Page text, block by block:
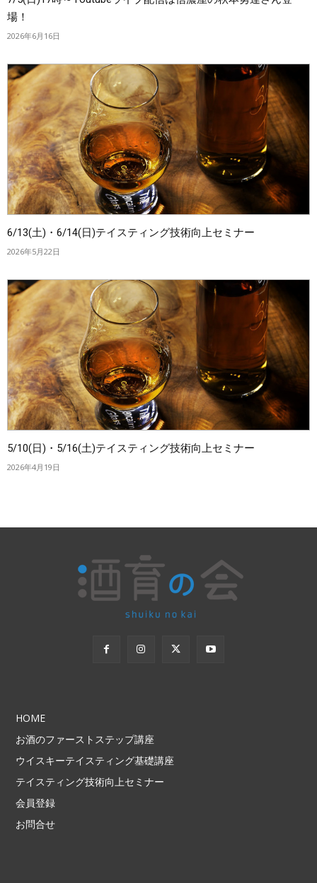
場！
2026年6月16日
6/13(土)・6/14(日)テイスティング技術向上セミナー
2026年5月22日
5/10(日)・5/16(土)テイスティング技術向上セミナー
2026年4月19日
HOME
お酒のファーストステップ講座
ウイスキーテイスティング基礎講座
テイスティング技術向上セミナー
会員登録
お問合せ